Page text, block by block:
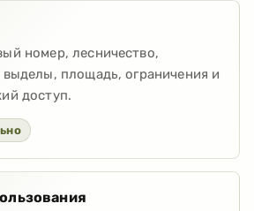
номер, лесничество,
выделы, площадь, ограничения и
доступ.